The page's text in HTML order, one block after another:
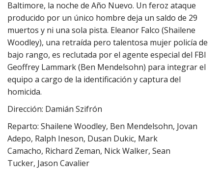
Baltimore, la noche de Año Nuevo. Un feroz ataque
producido por un único hombre deja un saldo de 29
muertos y ni una sola pista. Eleanor Falco (Shailene
Woodley), una retraída pero talentosa mujer policía de
bajo rango, es reclutada por el agente especial del FBI
Geoffrey Lammark (Ben Mendelsohn) para integrar el
equipo a cargo de la identificación y captura del
homicida.
Dirección: Damián Szifrón
Reparto: Shailene Woodley, Ben Mendelsohn, Jovan
Adepo, Ralph Ineson, Dusan Dukic, Mark
Camacho, Richard Zeman, Nick Walker, Sean
Tucker, Jason Cavalier